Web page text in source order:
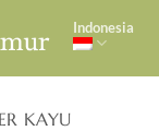
Indonesia
KAYU